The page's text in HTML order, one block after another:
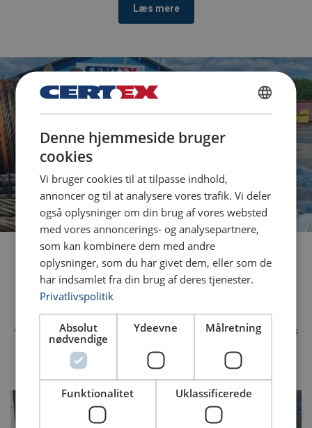
Læs mere
Vi har mere end 135
stålwire
Kontakt os
Videoer fra vores riggerværksteder
Er du nysgerrig på hvordan rigger arbejdet foregår i vores
værksteder? Så kan du få indblik i nogle af arbejdsprocesserne i
videoerne nedenfor. Vi fremstiller wireslings, håndfletter
wirestropper, load tester ogspoler stålwire
. Du kan også se vores
Lifting KnowHow video animation om korrekt håndtering af
stålwire.
DANISH
ENGLISH TRANSLATION
Denne hjemmeside bruger
cookies
Vi bruger cookies til at tilpasse indhold,
annoncer og til at analysere vores trafik. Vi deler
også oplysninger om din brug af vores websted
med vores annoncerings- og analysepartnere,
som kan kombinere dem med andre
oplysninger, som du har givet dem, eller som de
har indsamlet fra din brug af deres tjenester.
Privatlivspolitik
Absolut
nødvendige
Ydeevne Målretning
Funktionalitet Uklassificerede